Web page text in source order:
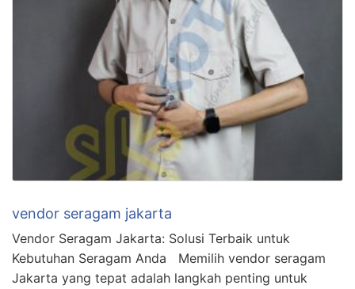
vendor seragam jakarta
Vendor Seragam Jakarta: Solusi Terbaik untuk
Kebutuhan Seragam Anda Memilih vendor seragam
Jakarta yang tepat adalah langkah penting untuk